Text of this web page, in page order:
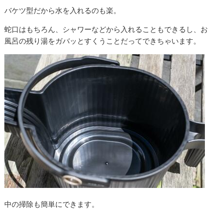
バケツ型だから水を入れるのも楽。
蛇口はもちろん、シャワーなどから入れることもできるし、お
風呂の残り湯をガバッとすくうことだってできちゃいます。
中の掃除も簡単にできます。